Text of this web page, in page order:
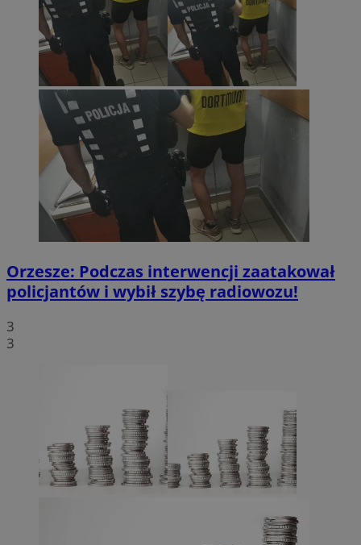
Orzesze: Podczas interwencji zaatakował
policjantów i wybił szybę radiowozu!
3
3